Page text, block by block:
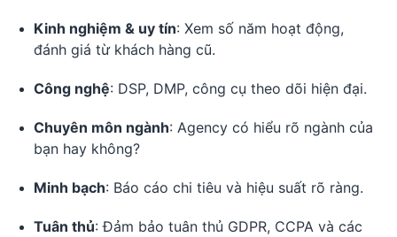
Kinh nghiệm & uy tín: Xem số năm hoạt động,
đánh giá từ khách hàng cũ.
Công nghệ: DSP, DMP, công cụ theo dõi hiện đại.
Chuyên môn ngành: Agency có hiểu rõ ngành của
bạn hay không?
Minh bạch: Báo cáo chi tiêu và hiệu suất rõ ràng.
Tuân thủ: Đảm bảo tuân thủ GDPR, CCPA và các